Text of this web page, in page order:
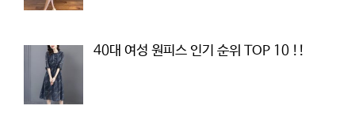
40대 여성 원피스 인기 순위 TOP 10 !!